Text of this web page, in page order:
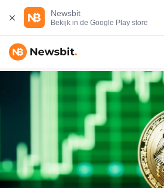
Newsbit
Bekijk in de Google Play store